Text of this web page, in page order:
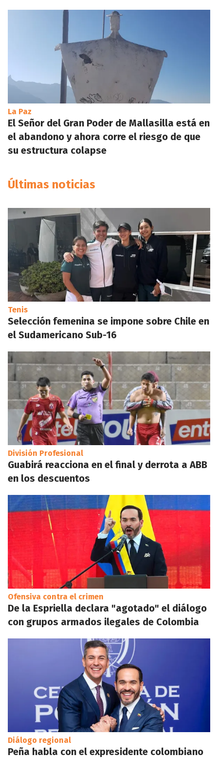
La Paz
El Señor del Gran Poder de Mallasilla está en
el abandono y ahora corre el riesgo de que
su estructura colapse
Últimas noticias
Tenis
Selección femenina se impone sobre Chile en
el Sudamericano Sub-16
División Profesional
Guabirá reacciona en el final y derrota a ABB
en los descuentos
Ofensiva contra el crimen
De la Espriella declara "agotado" el diálogo
con grupos armados ilegales de Colombia
Diálogo regional
Peña habla con el expresidente colombiano